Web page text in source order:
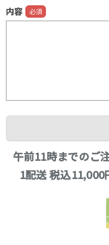
内容
午前11時までのご
1配送 税込